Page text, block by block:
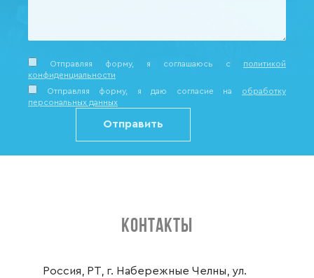
Отправляя форму, я соглашаюсь c политикой
конфиденциальности
Отправляя форму, я даю согласие на обработку
персональных данных
КОНТАКТЫ
Россия, РТ, г. Набережные Челны, ул.